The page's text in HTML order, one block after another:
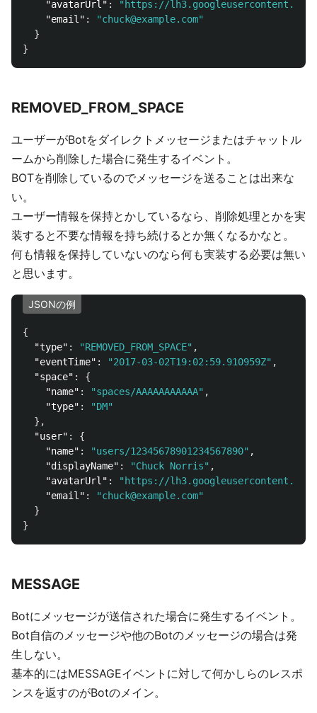
"avatarUrl" :
"https://
"email" :
"chuck@example.com"
}
}
REMOVED_FROM_SPACE
ユーザーがBotをダイレクトメッセージまたはチャットル
ームから削除した場合に発生するイベント。
BOTを削除しているのでメッセージを送ることは出来な
い。
ユーザー情報を保持とかしているなら、削除処理とかを実
装すると不要な情報を持ち続けるとか無くなるかなと。
何も情報を保持していないのなら何も実装する必要は無い
と思います。
JSONの例
{
"type" : "REMOVED_FROM_SPACE" ,
"eventTime" : "2017-03-02T19:02:59.910959Z" ,
"space" :
{
"name" : "spaces/AAAAAAAAAAA" ,
"type" :
"DM"
},
"user" :
{
"name" : "users/12345678901234567890" ,
"displayName" : "Chuck Norris" ,
"avatarUrl" :
"https://
"email" :
"chuck@example.com"
}
}
MESSAGE
Botにメッセージが送信された場合に発生するイベント。
Bot自信のメッセージや他のBotのメッセージの場合は発
生しない。
基本的にはMESSAGEイベントに対して何かしらのレスポ
ンスを返すのがBotのメイン。